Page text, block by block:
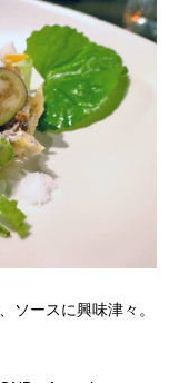
ソースに興味津々。